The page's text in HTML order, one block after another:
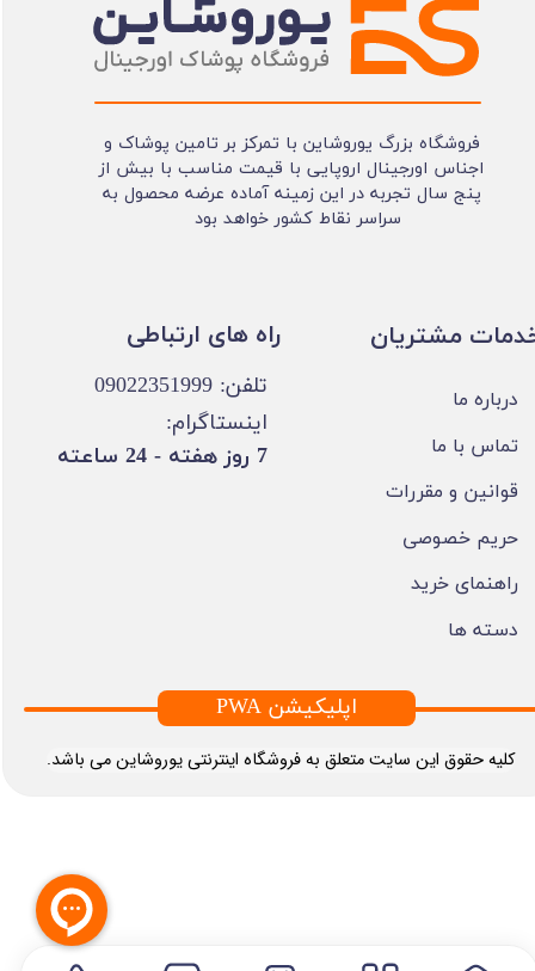
فروشگاه بزرگ یوروشاین با تمرکز بر تامین پوشاک و
اجناس اورجینال اروپایی با قیمت مناسب با بیش از
پنج سال تجربه در این زمینه آماده عرضه محصول به
سراسر نقاط کشور خواهد بود
​کلیه حقوق این سایت متعلق به فروشگاه اینترنتی یوروشاین می باشد.
مشتریان
درباره ما
تماس با ما
قوانین و مقررات
حریم خصوصی
راهنمای خرید
دسته ها
تلفن: 09022351999
اینستاگرام:
​7 روز هفته - 24 ساعته ​​​​​​​
PWA اپلیکیشن
​​راه های ارتباطی